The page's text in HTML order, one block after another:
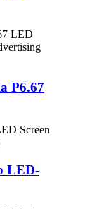
P6.67
LED-